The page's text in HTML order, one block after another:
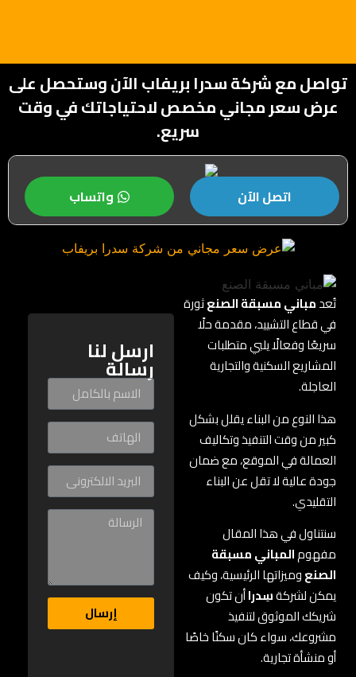
تواصل مع شركة سدرا بريفاب الآن وستحصل على
عرض سعر مجاني مخصص لاحتياجاتك في وقت
سريع.
اتصل الآن واتساب
تُعدمباني مسبقة الصنعثورة
في قطاع التشييد، مقدمة حلًا
سريعًا وفعالًا يلبي متطلبات
المشاريع السكنية والتجارية
العاجلة.
هذا النوع من البناء يقلل بشكل
كبير من وقت التنفيذ وتكاليف
العمالة في الموقع، مع ضمان
جودة عالية لا تقل عن البناء
التقليدي.
سنتناول في هذا المقال
مفهومالمباني مسبقة
الصنعوميزاتها الرئيسية، وكيف
يمكن لشركةسِدراأن تكون
شريكك الموثوق لتنفيذ
مشروعك، سواء كان سكنًا خاصًا
أو منشأة تجارية.
ارسل لنا
رسالة
إرسال